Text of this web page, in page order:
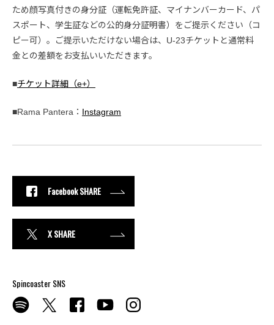
ため顔写真付きの身分証（運転免許証、マイナンバーカード、パ
スポート、学生証などの公的身分証明書）をご提示ください（コ
ピー可）。ご提示いただけない場合は、U-23チケットと通常料
金との差額をお支払いいただきます。
■チケット詳細（e+）
■Rama Pantera： Instagram
Facebook SHARE
X SHARE
Spincoaster SNS